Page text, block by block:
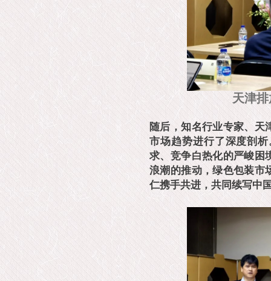
天津
随后，知名行业专家、天
市场趋势进行了深度剖析
求、竞争白热化的严峻困
浪潮的推动，绿色包装市
仁携手共进，共同续写中